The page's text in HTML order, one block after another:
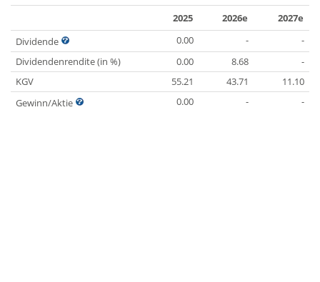
2025 2026e
2027e
Dividende
0.00 -
-
Dividendenrendite (in %)
0.00 8.68
-
KGV
55.21 43.71
11.10
Gewinn/Aktie
0.00 - -